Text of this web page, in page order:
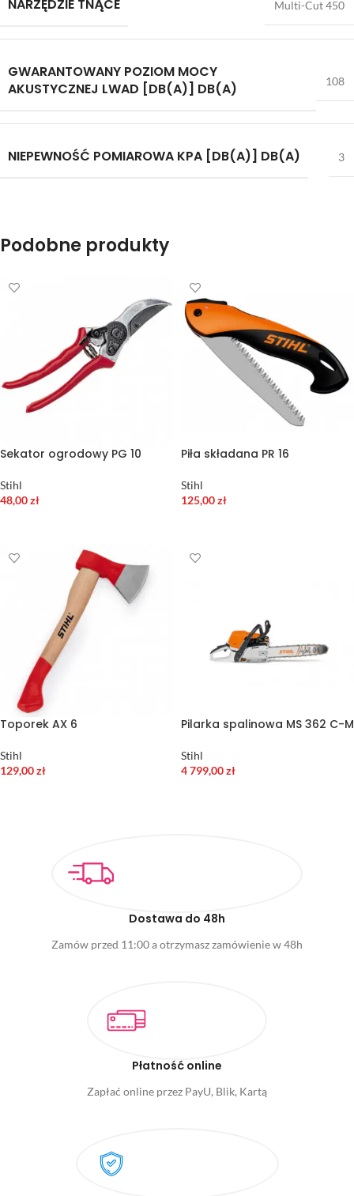
NARZĘDZIE TNĄCE Multi-Cut 450
GWARANTOWANY POZIOM MOCY
AKUSTYCZNEJ LWAD [DB(A)] DB(A)
108
NIEPEWNOŚĆ POMIAROWA KPA [DB(A)] DB(A) 3
Podobne produkty
Sekator ogrodowy PG 10
Stihl
48,00zł
Piła składana PR 16
Stihl
125,00zł
Toporek AX 6
Stihl
129,00zł
Pilarka spalinowa MS 362 C-M
Stihl
4 799,00zł
Dostawa do 48h
Zamów przed 11:00 a otrzymasz zamówienie w 48h
Płatność online
Zapłać online przez PayU, Blik, Kartą